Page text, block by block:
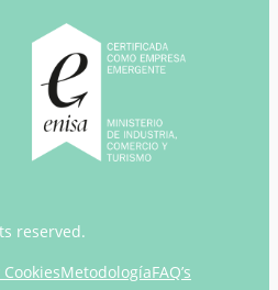
reserved.
MetodologíaFAQ’s